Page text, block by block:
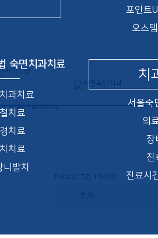
포인트
오스
숙면치과치료
과치료
치료
치료
치료
니발치
치
서울숙
의
장
진
진료시
Total 217건